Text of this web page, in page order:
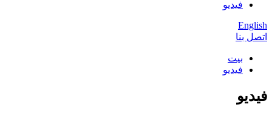
فيديو
English
اتصل بنا
بيت
فيديو
فيديو